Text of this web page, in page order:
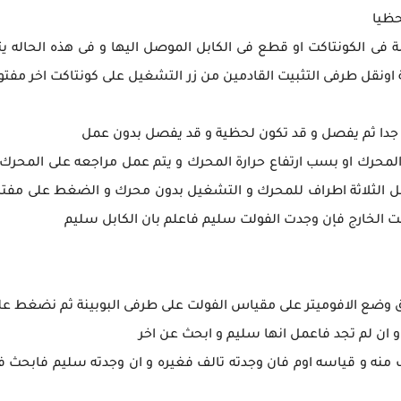
الكونتاكت او قطع فى الكابل الموصل اليها و فى هذه الحاله
طرفى التثبيت القادمين من زر التشغيل على كونتاكت اخر
او بسب ارتفاع حرارة المحرك و يتم عمل مراجعه على
الثلاثة اطراف للمحرك و التشغيل بدون محرك و الضغط على
الخارج فإن وجدت الفولت سليم فاعلم بان الكابل سليم
وضع الافوميتر على مقياس الفولت على طرفى البوبينة ثم نضغط
ان لم تجد فاعمل انها سليم و ابحث عن اخر
منه و قياسه اوم فان وجدته تالف فغيره و ان وجدته سليم فابحث